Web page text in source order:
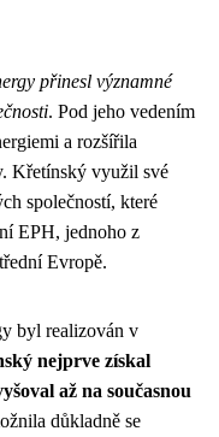
přinesl významné
. Pod jeho vedením
a rozšířila
Křetínský využil své
společností, které
EPH, jednoho z
Evropě.
byl realizován v
nejprve získal
až na současnou
důkladně se